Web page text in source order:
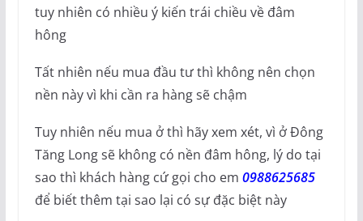
tuy nhiên có nhiều ý kiến trái chiều về đâm
hông
Tất nhiên nếu mua đầu tư thì không nên chọn
nền này vì khi cần ra hàng sẽ chậm
Tuy nhiên nếu mua ở thì hãy xem xét, vì ở Đông
Tăng Long sẽ không có nền đâm hông, lý do tại
sao thì khách hàng cứ gọi cho em 0988625685
để biết thêm tại sao lại có sự đặc biệt này